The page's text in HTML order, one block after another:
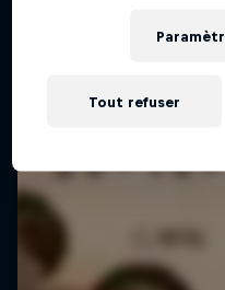
Tout refuser